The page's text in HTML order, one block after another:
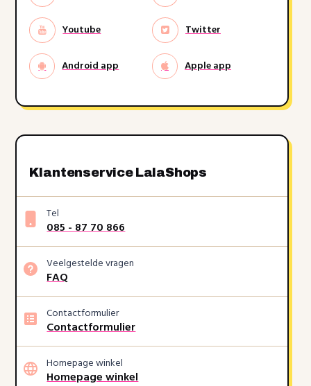
Youtube Twitter
Android app Apple app
Klantenservice LalaShops
Tel
085 - 87 70 866
Veelgestelde vragen
FAQ
Contactformulier
Contactformulier
Homepage winkel
Homepage winkel